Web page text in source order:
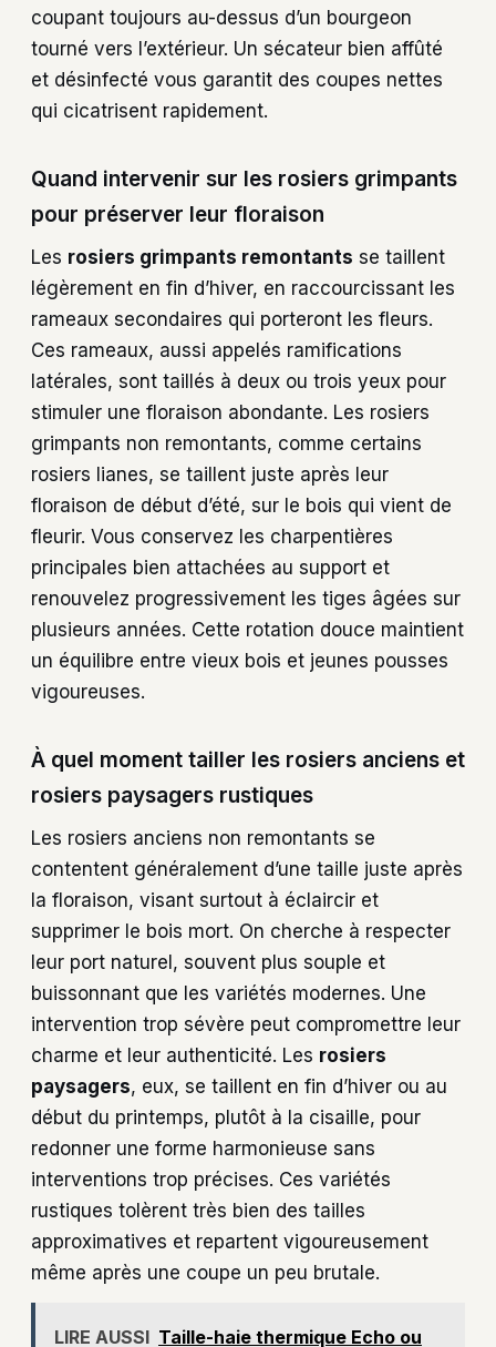
coupant toujours au-dessus d’un bourgeon
tourné vers l’extérieur. Un sécateur bien affûté
et désinfecté vous garantit des coupes nettes
qui cicatrisent rapidement.
Quand intervenir sur les rosiers grimpants
pour préserver leur floraison
Les rosiers grimpants remontants se taillent
légèrement en fin d’hiver, en raccourcissant les
rameaux secondaires qui porteront les fleurs.
Ces rameaux, aussi appelés ramifications
latérales, sont taillés à deux ou trois yeux pour
stimuler une floraison abondante. Les rosiers
grimpants non remontants, comme certains
rosiers lianes, se taillent juste après leur
floraison de début d’été, sur le bois qui vient de
fleurir. Vous conservez les charpentières
principales bien attachées au support et
renouvelez progressivement les tiges âgées sur
plusieurs années. Cette rotation douce maintient
un équilibre entre vieux bois et jeunes pousses
vigoureuses.
À quel moment tailler les rosiers anciens et
rosiers paysagers rustiques
Les rosiers anciens non remontants se
contentent généralement d’une taille juste après
la floraison, visant surtout à éclaircir et
supprimer le bois mort. On cherche à respecter
leur port naturel, souvent plus souple et
buissonnant que les variétés modernes. Une
intervention trop sévère peut compromettre leur
charme et leur authenticité. Les rosiers
paysagers, eux, se taillent en fin d’hiver ou au
début du printemps, plutôt à la cisaille, pour
redonner une forme harmonieuse sans
interventions trop précises. Ces variétés
rustiques tolèrent très bien des tailles
approximatives et repartent vigoureusement
même après une coupe un peu brutale.
LIRE AUSSI Taille-haie thermique Echo ou